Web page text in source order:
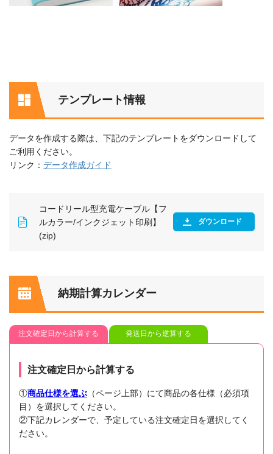
テンプレート情報
データを作成する際は、下記のテンプレートをダウンロードして
ご利用ください。
リンク： データ作成ガイド
コードリール型充電ケーブル【フ
ルカラー/インクジェット印刷】
(zip)
ダウンロード
納期計算カレンダー
注文確定日から計算する 発送日から逆算する
注文確定日から計算する
①商品仕様を選ぶ （ページ上部）にて商品の各仕様（必須項
目）を選択してください。
②下記カレンダーで、予定している注文確定日を選択してく
ださい。